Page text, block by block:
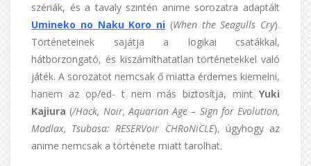
szériák, és a tavaly szintén anime sorozatra adaptált
Umineko no Naku Koro ni (When the Seagulls Cry).
Történeteinek sajátja a logikai csatákkal,
hátborzongató, és kiszámíthatatlan történetekkel való
játék. A sorozatot nemcsak ő miatta érdemes kiemelni,
hanem az op/ed- t nem más biztosítja, mint Yuki
Kajiura (/Hack, Noir, Aquarian Age – Sign for Evolution,
Madlax, Tsubasa: RESERVoir CHRoNiCLE), úgyhogy az
anime nemcsak a története miatt tarolhat.